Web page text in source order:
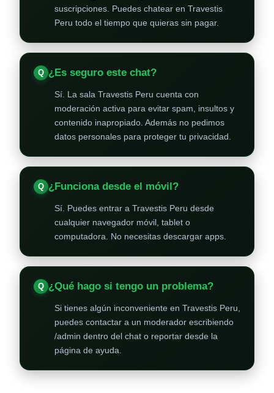
suscripciones. Puedes chatear en Travestis
Peru todo el tiempo que quieras sin pagar.
¿Es seguro este chat?
Sí. La sala Travestis Peru cuenta con
moderación activa para evitar spam, insultos y
contenido inapropiado. Además no pedimos
datos personales para proteger tu privacidad.
¿Funciona desde el móvil?
Sí. Puedes entrar a Travestis Peru desde
cualquier navegador móvil, tablet o
computadora. No necesitas descargar apps.
¿Qué hago si tengo un problema?
Si tienes algún inconveniente en Travestis Peru,
puedes contactar a un moderador escribiendo
/admin dentro del chat o reportar desde la
página de ayuda.